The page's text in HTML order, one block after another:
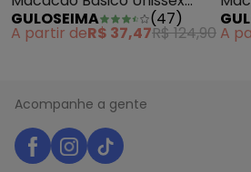
para Bebê Amarelo
GULOSEIMA (47)
A partir deR$ 37,47R$ 124,90 A
Acompanhe a gente